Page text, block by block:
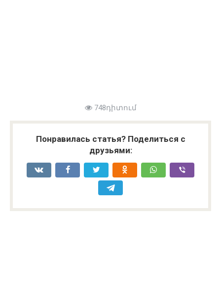
748դիտում
Понравилась статья? Поделиться с
друзьями: